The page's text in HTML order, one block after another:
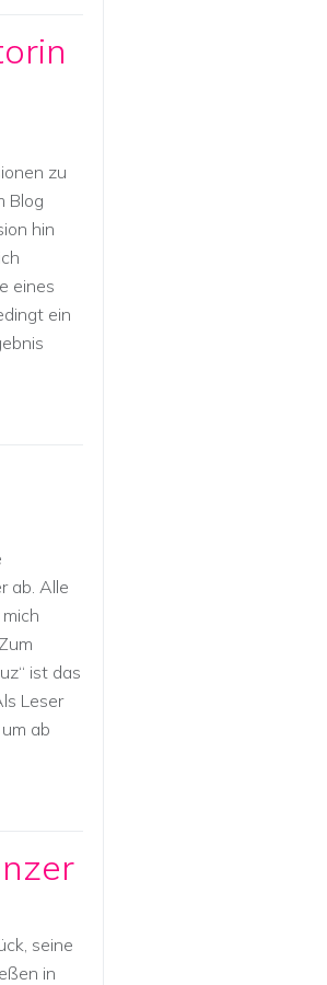
zu
Blog
hin
eines
ein
ab. Alle
ist das
Leser
ab
seine
in